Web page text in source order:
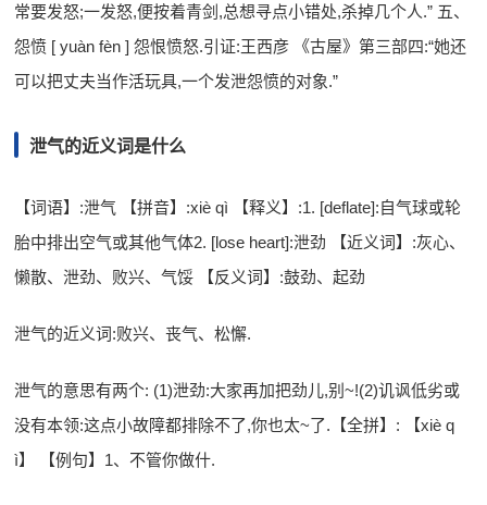
常要发怒;一发怒,便按着青剑,总想寻点小错处,杀掉几个人.” 五、
怨愤 [ yuàn fèn ] 怨恨愤怒.引证:王西彦 《古屋》第三部四:“她还
可以把丈夫当作活玩具,一个发泄怨愤的对象.”
泄气的近义词是什么
【词语】:泄气 【拼音】:xiè qì 【释义】:1. [deflate]:自气球或轮
胎中排出空气或其他气体2. [lose heart]:泄劲 【近义词】:灰心、
懒散、泄劲、败兴、气馁 【反义词】:鼓劲、起劲
泄气的近义词:败兴、丧气、松懈.
泄气的意思有两个: (1)泄劲:大家再加把劲儿,别~!(2)讥讽低劣或
没有本领:这点小故障都排除不了,你也太~了.【全拼】: 【xiè q
ì】 【例句】1、不管你做什.